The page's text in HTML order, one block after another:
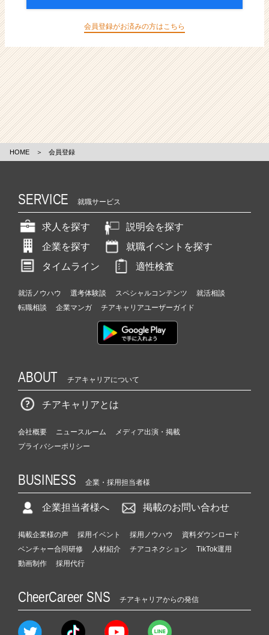
ア
会員登録がお済みの方はこちら
HOME ＞ 会員登録
SERVICE 就職サービス
求人を探す
説明会を探す
企業を探す
就職イベントを探す
タイムライン
適性検査
就活ノウハウ 選考体験談 スペシャルコンテンツ
就活相談
転職相談
企業マンガ チアキャリアユーザーガイド
ABOUT チアキャリアについて
チアキャリアとは
会社概要 ニュースルーム
メディア出演・掲載
プライバシーポリシー
BUSINESS 企業・採用担当者様
企業担当者様へ 掲載のお問い合わせ
掲載企業様の声 採用イベント 採用ノウハウ
資料ダウンロード
ベンチャー合同研修
人材紹介 チアコネクション
TikTok運用
動画制作
採用代行
CheerCareer SNS チアキャリアからの発信